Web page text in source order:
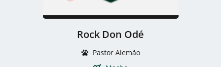
Rock Don Odé
Pastor Alemão